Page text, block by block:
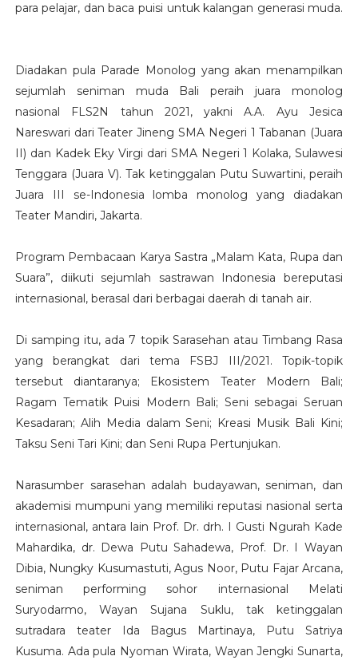
para pelajar, dan baca puisi untuk kalangan generasi muda.
Diadakan pula Parade Monolog yang akan menampilkan
sejumlah seniman muda Bali peraih juara monolog
nasional FLS2N tahun 2021, yakni A.A. Ayu Jesica
Nareswari dari Teater Jineng SMA Negeri 1 Tabanan (Juara
II) dan Kadek Eky Virgi dari SMA Negeri 1 Kolaka, Sulawesi
Tenggara (Juara V). Tak ketinggalan Putu Suwartini, peraih
Juara III se-Indonesia lomba monolog yang diadakan
Teater Mandiri, Jakarta.
Program Pembacaan Karya Sastra „Malam Kata, Rupa dan
Suara”, diikuti sejumlah sastrawan Indonesia bereputasi
internasional, berasal dari berbagai daerah di tanah air.
Di samping itu, ada 7 topik Sarasehan atau Timbang Rasa
yang berangkat dari tema FSBJ III/2021. Topik-topik
tersebut diantaranya; Ekosistem Teater Modern Bali;
Ragam Tematik Puisi Modern Bali; Seni sebagai Seruan
Kesadaran; Alih Media dalam Seni; Kreasi Musik Bali Kini;
Taksu Seni Tari Kini; dan Seni Rupa Pertunjukan.
Narasumber sarasehan adalah budayawan, seniman, dan
akademisi mumpuni yang memiliki reputasi nasional serta
internasional, antara lain Prof. Dr. drh. I Gusti Ngurah Kade
Mahardika, dr. Dewa Putu Sahadewa, Prof. Dr. I Wayan
Dibia, Nungky Kusumastuti, Agus Noor, Putu Fajar Arcana,
seniman performing sohor internasional Melati
Suryodarmo, Wayan Sujana Suklu, tak ketinggalan
sutradara teater Ida Bagus Martinaya, Putu Satriya
Kusuma. Ada pula Nyoman Wirata, Wayan Jengki Sunarta,